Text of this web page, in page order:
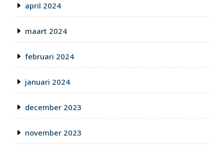
april 2024
maart 2024
februari 2024
januari 2024
december 2023
november 2023